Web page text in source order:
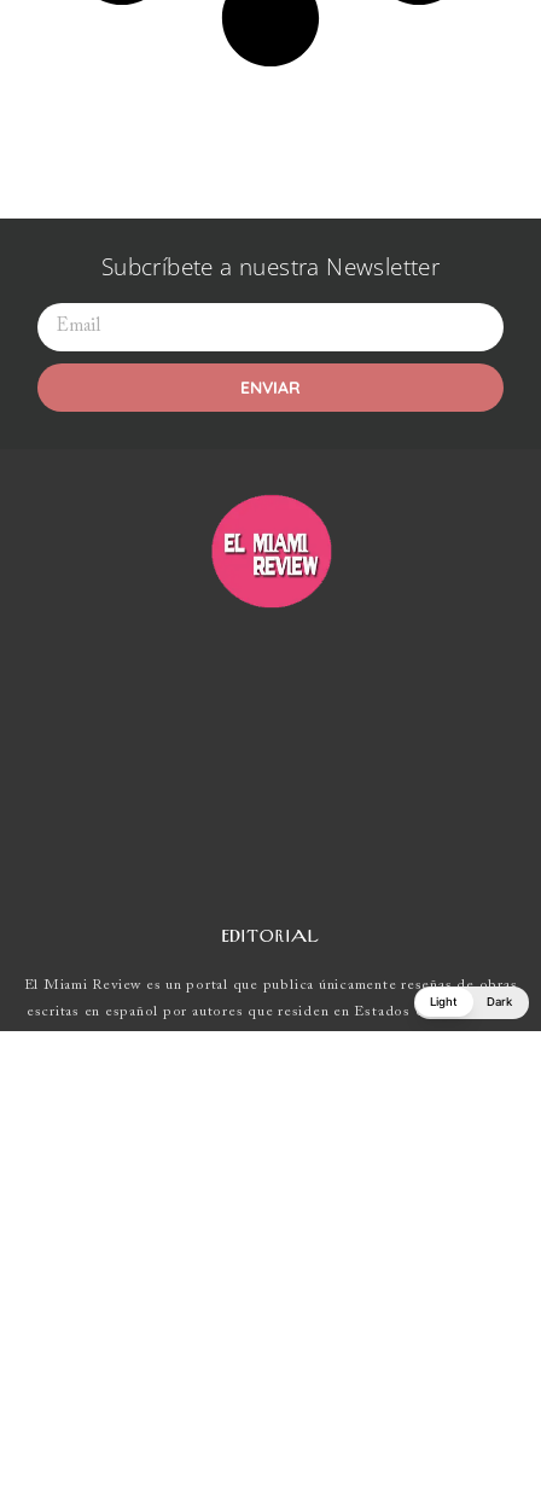
Subcríbete a nuestra Newsletter
ENVIAR
EDITORIAL
El Miami Review es un portal que publica únicamente reseñas de obras
escritas en español por autores que residen en Estados Unidos , Latin
Light Dark